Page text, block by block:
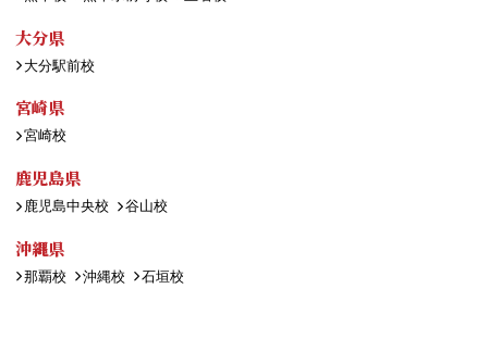
大分県
大分駅前校
宮崎県
宮崎校
鹿児島県
鹿児島中央校 谷山校
沖縄県
那覇校 沖縄校 石垣校